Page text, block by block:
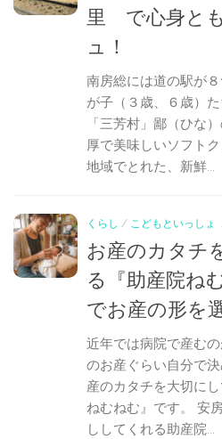
里 で心身と
ュ！
南房総には道の駅が
が子（３歳、６歳）
「三芳村」鄙（ひな
厚で美味しいソフト
地域でとれた、新鮮...
くらし / こどもといっしょ
お産のカタチ
る『助産院ね
でお産の形を
近年では病院で産む
のお産ぐらい自分で
産のカタチを大切に
ねむねむ』です。 安
ししてくれる助産院...